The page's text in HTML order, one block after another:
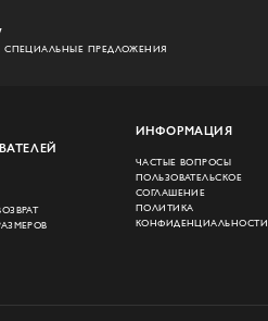
ПРЕДЛОЖЕНИЯ
ИНФОРМАЦИЯ
ЧАСТЫЕ ВОПРОСЫ
ПОЛЬЗОВАТЕЛЬСКОЕ
СОГЛАШЕНИЕ
ПОЛИТИКА
КОНФИДЕНЦИАЛЬНОСТИ